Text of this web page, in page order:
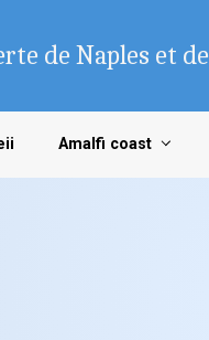
de Naples et
Amalfi coast